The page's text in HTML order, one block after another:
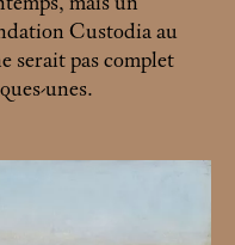
Custodia au
serait pas complet
unes.